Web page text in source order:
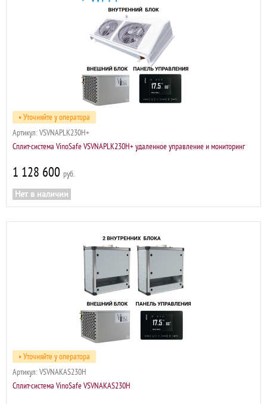
• Уточняйте у оператора
Артикул: VSVNAPLK230H+
Сплит-система VinoSafe VSVNAPLK230H+ удаленное управление и мониторинг
1 128 600 р
Нет в наличии
• Уточняйте у оператора
Артикул: VSVNAKAS230H
Сплит-система VinoSafe VSVNAKAS230H